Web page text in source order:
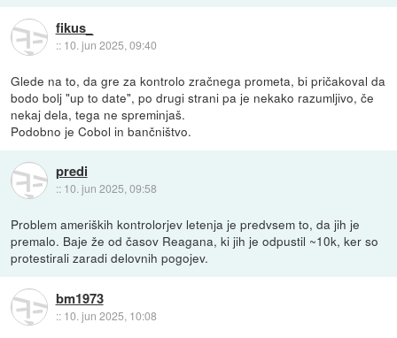
fikus_
:: 10. jun 2025, 09:40
Glede na to, da gre za kontrolo zračnega prometa, bi pričakoval da
bodo bolj "up to date", po drugi strani pa je nekako razumljivo, če
nekaj dela, tega ne spreminjaš.
Podobno je Cobol in bančništvo.
predi
:: 10. jun 2025, 09:58
Problem ameriških kontrolorjev letenja je predvsem to, da jih je
premalo. Baje že od časov Reagana, ki jih je odpustil ~10k, ker so
protestirali zaradi delovnih pogojev.
bm1973
:: 10. jun 2025, 10:08